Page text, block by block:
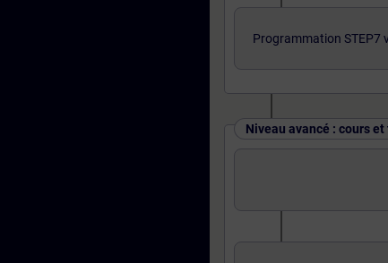
Programmation STEP7
Niveau avancé : cours